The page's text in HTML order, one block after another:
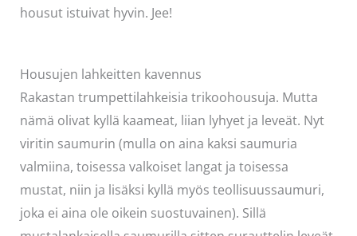
housut istuivat hyvin. Jee!
Housujen lahkeitten kavennus
Rakastan trumpettilahkeisia trikoohousuja. Mutta
nämä olivat kyllä kaameat, liian lyhyet ja leveät. Nyt
viritin saumurin (mulla on aina kaksi saumuria
valmiina, toisessa valkoiset langat ja toisessa
mustat, niin ja lisäksi kyllä myös teollisuussaumuri,
joka ei aina ole oikein suostuvainen). Sillä